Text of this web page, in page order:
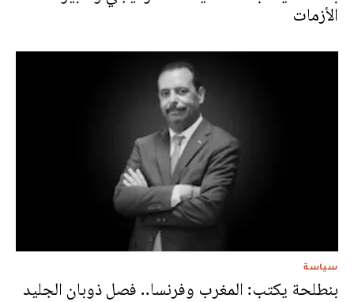
الأزمات
سياسة
بنطلحة يكتب: المغرب وفرنسا.. فصل ذوبان الجليد